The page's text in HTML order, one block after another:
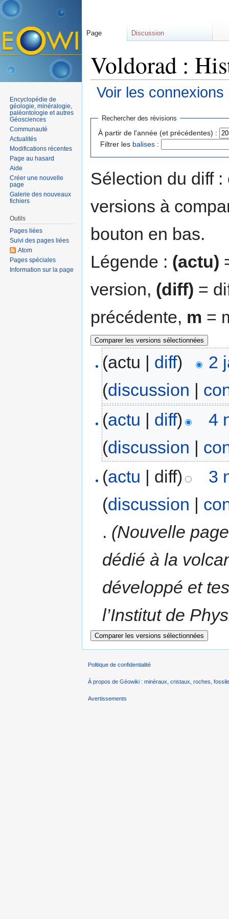
Voldorad :
Voir les
Rechercher des révisions
À partir de l'année (et précédentes) :
Filtrer les balises :
Sélection du diff
versions à
bouton en bas.
Légende : (actu)
version, (diff) =
précédente, m =
(actu | diff)
2
(discussion |
(actu | diff)
4
(discussion |
(actu | diff)
3
(discussion |
. (Nouvelle
dédié à la
développé et
l’Institut de
Page Discussion
Encyclopédie de
géologie, minéralogie,
paléontologie et autres
Géosciences
Communauté
Actualités
Modifications récentes
Page au hasard
Aide
Créer une nouvelle
page
Galerie des nouveaux
fichiers
Outils
Pages liées
Suivi des pages liées
Atom
Pages spéciales
Information sur la page
Politique de confidentialité
À propos de Géowiki : minéraux, cristaux, roches,
Avertissements